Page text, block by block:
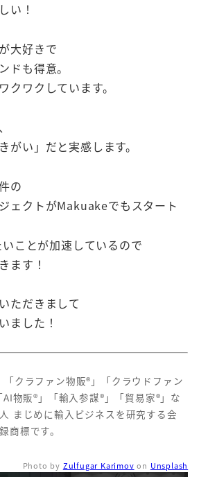
い！
大好きで
ドも得意。
クワクしています。
がい」だと実感します。
の
ェクトがMakuakeでもスタート
ことが加速しているので
ます！
ただきまして
ました！
クラファン物販®」「クラウドファン
物販®」「輸入参謀®」「貿易家®」な
まじめに輸入ビジネスを研究する会
商標です。
Photo by Zulfugar Karimov on Unsplash